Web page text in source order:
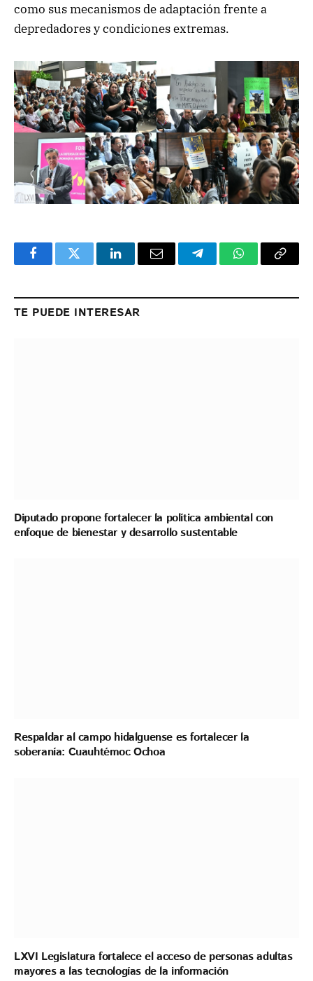
como sus mecanismos de adaptación frente a
depredadores y condiciones extremas.
FacebookTwitter LinkedInEmail TelegramWhatsApp
Copy
TE PUEDE INTERESAR
Diputado propone fortalecer la política ambiental con
enfoque de bienestar y desarrollo sustentable
Respaldar al campo hidalguense es fortalecer la
soberanía: Cuauhtémoc Ochoa
LXVI Legislatura fortalece el acceso de personas adultas
mayores a las tecnologías de la información